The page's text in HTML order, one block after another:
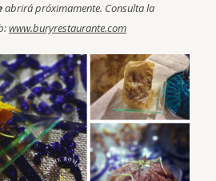
abrirá próximamente. Consulta la
www.buryrestaurante.com